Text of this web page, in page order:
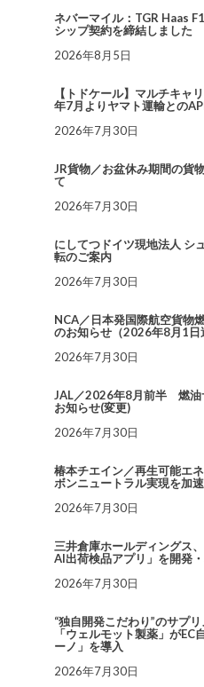
ネバーマイル：TGR Haas
シップ契約を締結しました
2026年8月5日
【トドケール】マルチキャ
年7月よりヤマト運輸との
2026年7月30日
JR貨物／お盆休み期間の貨
て
2026年7月30日
にしてつドイツ現地法人 シ
転のご案内
2026年7月30日
NCA／日本発国際航空貨物
のお知らせ（2026年8月1日
2026年7月30日
JAL／2026年8月前半 燃油
お知らせ(変更)
2026年7月30日
椿本チエイン／再生可能エ
ボンニュートラル実現を加速
2026年7月30日
三井倉庫ホールディングス
AI出荷検品アプリ」を開発
2026年7月30日
“独自開発こだわり”のサプ
「ウェルモット製薬」がEC
ーノ」を導入
2026年7月30日